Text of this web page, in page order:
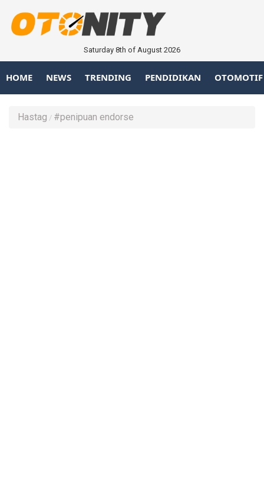
Saturday 8th of August 2026
HOME NEWS TRENDING PENDIDIKAN OTOMOTIF
Hastag #penipuan endorse